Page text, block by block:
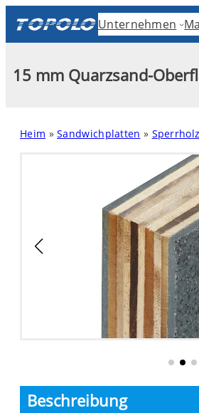
Unternehmen
15 mm Quarzsand-
Heim »Sandwichplatten »
Beschreibung